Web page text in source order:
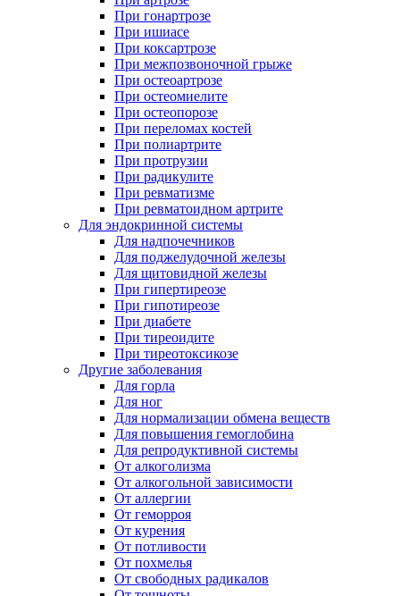
При гонартрозе
При ишиасе
При коксартрозе
При межпозвоночной грыже
При остеоартрозе
При остеомиелите
При остеопорозе
При переломах костей
При полиартрите
При протрузии
При радикулите
При ревматизме
При ревматоидном артрите
Для эндокринной системы
Для надпочечников
Для поджелудочной железы
Для щитовидной железы
При гипертиреозе
При гипотиреозе
При диабете
При тиреоидите
При тиреотоксикозе
Другие заболевания
Для горла
Для ног
Для нормализации обмена веществ
Для повышения гемоглобина
Для репродуктивной системы
От алкоголизма
От алкогольной зависимости
От аллергии
От геморроя
От курения
От потливости
От похмелья
От свободных радикалов